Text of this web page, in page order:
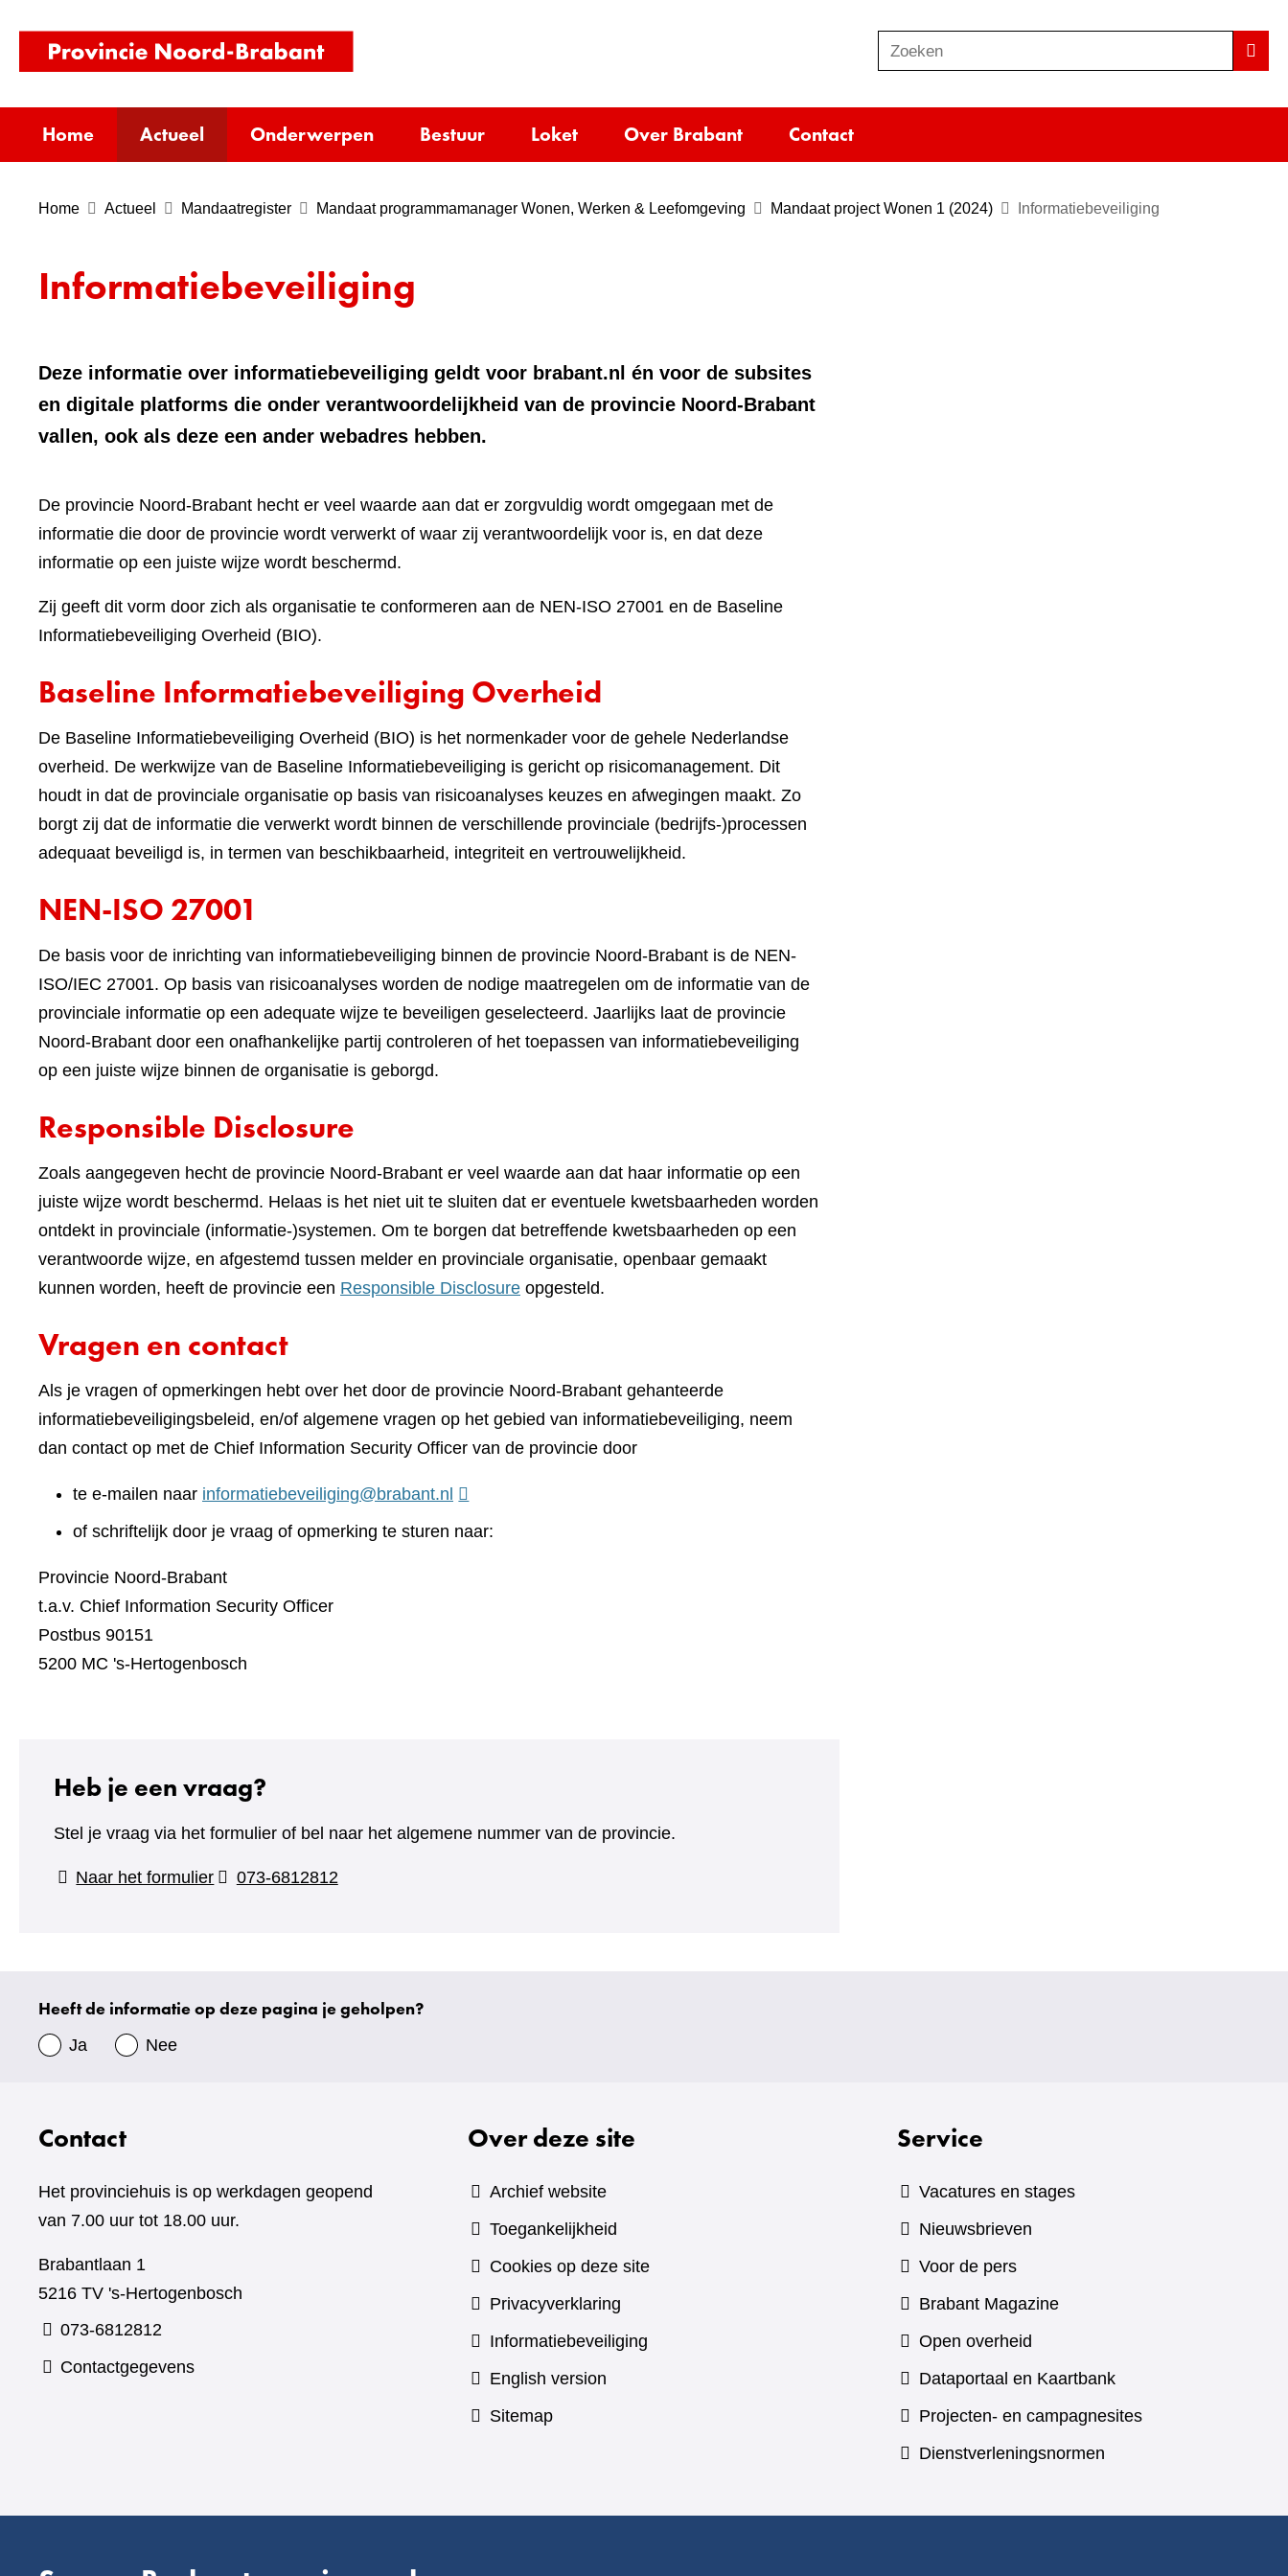
inhoud
homepage)
o
e
e
Zoeken
Home Actueel Onderwerpen Bestuur Loket Over Brabant Contact
Home Actueel Mandaatregister Mandaat programmamanager Wonen, Werken & Leefomgeving Mandaat project Wonen 1 (2024) Informatiebeveiliging
Informatiebeveiliging
Deze informatie over informatiebeveiliging geldt voor brabant.nl én voor de subsites
en digitale platforms die onder verantwoordelijkheid van de provincie Noord-Brabant
vallen, ook als deze een ander webadres hebben.
De provincie Noord-Brabant hecht er veel waarde aan dat er zorgvuldig wordt omgegaan met de
informatie die door de provincie wordt verwerkt of waar zij verantwoordelijk voor is, en dat deze
informatie op een juiste wijze wordt beschermd.
Zij geeft dit vorm door zich als organisatie te conformeren aan de NEN-ISO 27001 en de Baseline
Informatiebeveiliging Overheid (BIO).
Baseline Informatiebeveiliging Overheid
De Baseline Informatiebeveiliging Overheid (BIO) is het normenkader voor de gehele Nederlandse
overheid. De werkwijze van de Baseline Informatiebeveiliging is gericht op risicomanagement. Dit
houdt in dat de provinciale organisatie op basis van risicoanalyses keuzes en afwegingen maakt. Zo
borgt zij dat de informatie die verwerkt wordt binnen de verschillende provinciale (bedrijfs-)processen
adequaat beveiligd is, in termen van beschikbaarheid, integriteit en vertrouwelijkheid.
NEN-ISO 27001
De basis voor de inrichting van informatiebeveiliging binnen de provincie Noord-Brabant is de NEN-
ISO/IEC 27001. Op basis van risicoanalyses worden de nodige maatregelen om de informatie van de
provinciale informatie op een adequate wijze te beveiligen geselecteerd. Jaarlijks laat de provincie
Noord-Brabant door een onafhankelijke partij controleren of het toepassen van informatiebeveiliging
op een juiste wijze binnen de organisatie is geborgd.
Responsible Disclosure
Zoals aangegeven hecht de provincie Noord-Brabant er veel waarde aan dat haar informatie op een
juiste wijze wordt beschermd. Helaas is het niet uit te sluiten dat er eventuele kwetsbaarheden worden
ontdekt in provinciale (informatie-)systemen. Om te borgen dat betreffende kwetsbaarheden op een
verantwoorde wijze, en afgestemd tussen melder en provinciale organisatie, openbaar gemaakt
kunnen worden, heeft de provincie een Responsible Disclosure opgesteld.
Vragen en contact
Als je vragen of opmerkingen hebt over het door de provincie Noord-Brabant gehanteerde
informatiebeveiligingsbeleid, en/of algemene vragen op het gebied van informatiebeveiliging, neem
dan contact op met de Chief Information Security Officer van de provincie door
te e-mailen naar informatiebeveiliging@brabant.nl
of schriftelijk door je vraag of opmerking te sturen naar:
Provincie Noord-Brabant
t.a.v. Chief Information Security Officer
Postbus 90151
5200 MC 's-Hertogenbosch
Heb je een vraag?
Stel je vraag via het formulier of bel naar het algemene nummer van de provincie.
Naar het formulier(verwijst
073-6812812
Uw
gegevens
Heeft de informatie op deze pagina je geholpen?
Ja Nee
Contact
Het provinciehuis is op werkdagen geopend
van 7.00 uur tot 18.00 uur.
Brabantlaan 1
5216 TV 's-Hertogenbosch
073-6812812
Contactgegevens
Over deze site
Archief website
Toegankelijkheid
Cookies op deze site
Privacyverklaring
Informatiebeveiliging
English version
Sitemap
Service
Vacatures en stages
Nieuwsbrieven
Voor de pers
Brabant Magazine(verwijst
andere
website)
Open overheid
Dataportaal en Kaartbank(verwijst
naar
Projecten- en campagnesites
Dienstverleningsnormen